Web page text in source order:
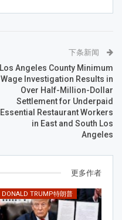
下条新闻
Los Angeles County Minimum
Wage Investigation Results in
Over Half-Million-Dollar
Settlement for Underpaid
Essential Restaurant Workers
in East and South Los
Angeles
更多作者
DONALD TRUMP特朗普